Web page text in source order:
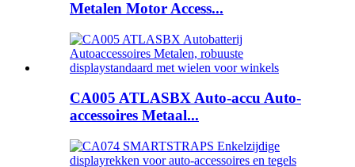
Metalen Motor Access...
CA005 ATLASBX Auto-accu Auto-
accessoires Metaal...